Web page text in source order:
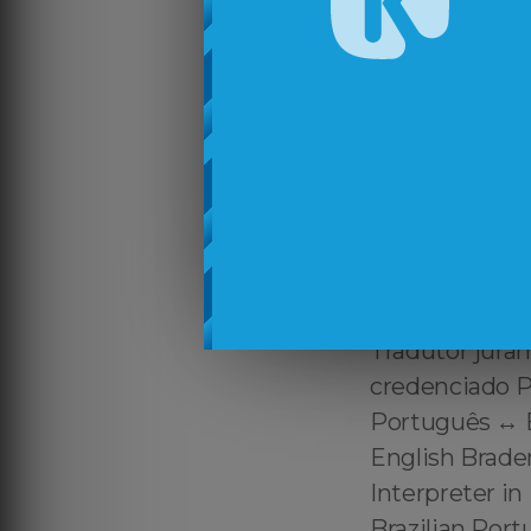
Bradenton
Beach,
Translator in
Tradutor
credenciado
Português ↔️
English
Interpreter in